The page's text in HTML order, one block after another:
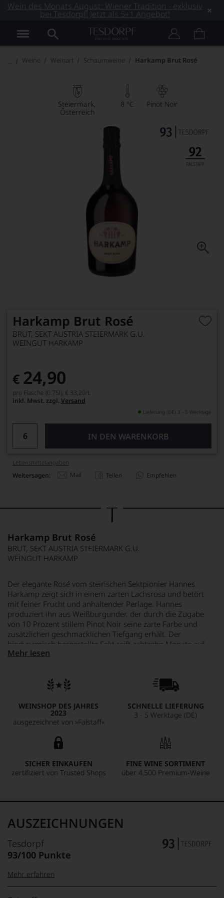
Wein des Monats August: Wiener Tradition - exklusiv
bei Tesdorpf! Jetzt als 5+1 Angebot!
Weine Weinart Schaumweine Harkamp Brut Rosé
Steiermark
Österreich
8 °C Pinot Noir
Harkamp Brut Rosé
BRUT, SEKT AUSTRIA STEIERMARK G.U.
WEINGUT HARKAMP
€ 24,90
pro Flasche (0.75l), € 33,20/L
inkl. Mwst. zzgl. Versand
Lieferung (DE) 3 - 5 Werktage
IN DEN WARENKORB
Lebensmittel­angaben
Weitersagen: Mail Teilen Empfehlen
Harkamp Brut Rosé
BRUT, SEKT AUSTRIA STEIERMARK G.U.
WEINGUT HARKAMP
Der elegante Rosé vom steirischen Sektpionier Hannes
Harkamp zeigt sich in einem zarten Lachsrosa und betört
mit feiner Frucht und anhaltender Perlage. Hannes
produziert ihn aus Weißburgunder, der durch die Zugabe
von 10 Prozent stillem Pinot Noir seine zarte Farbe und
zusätzlichen geschmacklichen Tiefgang erhält. Der
biodynamisch hergestellte Sekt reift achtzehn Monate auf
der Hefe, was ihm Komplexität und eine cremige Textur
Gaumen überzeugt er mit spritziger Säure und einem Hauch
von Himbeeren, wobei die geringe Dosage von 4 g/l für
einen trockenen und erfrischenden Abgang sorgt. Großes
Mehr lesen
WEINSHOP DES JAHRES
2023
ausgezeichnet von »Falstaff«
SCHNELLE LIEFERUNG
3 - 5 Werktage (DE)
SICHER EINKAUFEN
zertifiziert von Trusted Shops
FINE WINE SORTIMENT
über 4.500 Premium-Weine
AUSZEICHNUNGEN
Tesdorpf
93/100 Punkte
Mehr erfahren